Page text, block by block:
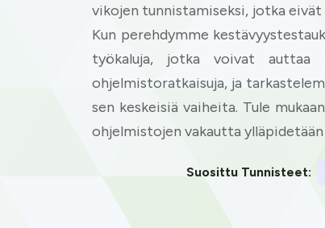
vikojen tunnistamiseksi, jotka
Kun perehdymme
työkaluja, jotka voivat auttaa
ohjelmistoratkaisuja, ja
sen keskeisiä vaiheita. Tule
ohjelmistojen vakautta ylläpidetään
Suosittu Tunnisteet: